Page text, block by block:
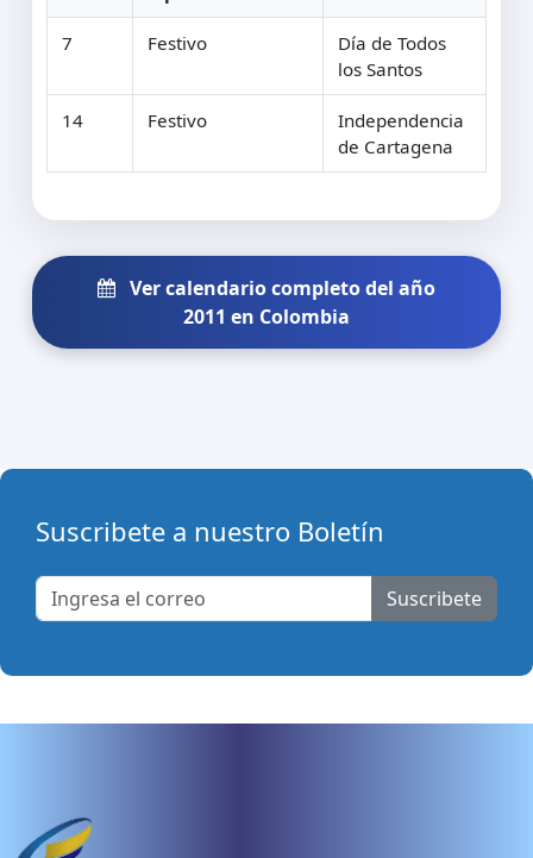
7 Festivo
Día de Todos
los Santos
14 Festivo
Independencia
de Cartagena
Ver calendario completo del año
2011 en Colombia
Suscribete a nuestro Boletín
Suscribete